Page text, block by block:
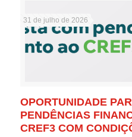
31 de julho de 2026
OPORTUNIDADE
PENDÊNCIAS
CREF3 COM